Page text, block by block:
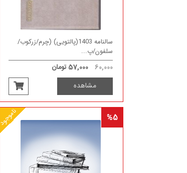
سالنامه 1403(پالتویی) (چرم/زرکوب/
سلفون/پ...
60,000 57,000 تومان
مشاهده
%5 ناموجود